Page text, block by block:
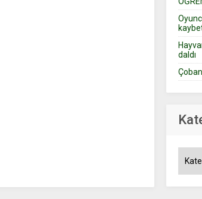
daldı